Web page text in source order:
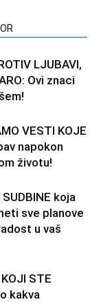
LJUBAVI,
Ovi znaci
VESTI KOJE
napokon
životu!
koja
sve planove
u vaš
STE
kakva